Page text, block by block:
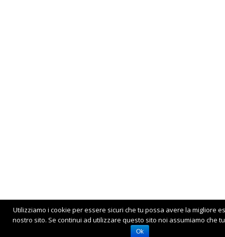
Utilizziamo i cookie per essere sicuri che tu possa avere la migliore
nostro sito. Se continui ad utilizzare questo sito noi assumiamo che
Ok